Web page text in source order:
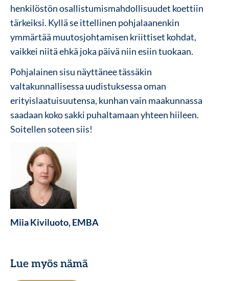
henkilöstön osallistumismahdollisuudet koettiin
tärkeiksi. Kyllä se ittellinen pohjalaanenkin
ymmärtää muutosjohtamisen kriittiset kohdat,
vaikkei niitä ehkä joka päivä niin esiin tuokaan.
Pohjalainen sisu näyttänee tässäkin
valtakunnallisessa uudistuksessa oman
erityislaatuisuutensa, kunhan vain maakunnassa
saadaan koko sakki puhaltamaan yhteen hiileen.
Soitellen soteen siis!
Miia Kiviluoto, EMBA
Lue myös nämä